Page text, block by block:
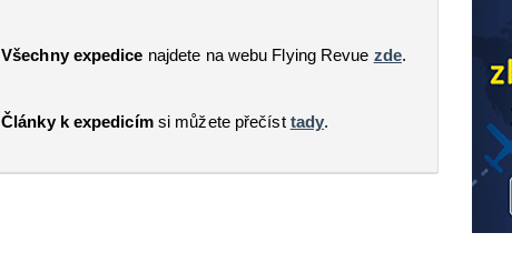
Všechny expedice najdete na webu Flying Revue zde.
Články k expedicímsi můžete přečíst tady.